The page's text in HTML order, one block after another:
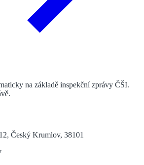
na základě inspekční zprávy ČŠI.
Český Krumlov, 38101